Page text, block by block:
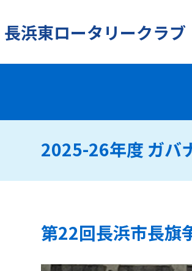
長浜東ロータリークラブ
2025-26年度 ガバ
第22回長浜市長旗